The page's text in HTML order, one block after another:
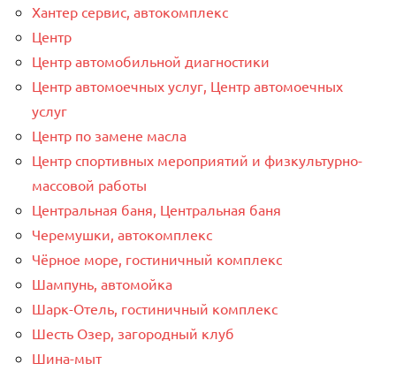
Хантер сервис, автокомплекс
Центр
Центр автомобильной диагностики
Центр автомоечных услуг, Центр автомоечных
услуг
Центр по замене масла
Центр спортивных мероприятий и физкультурно-
массовой работы
Центральная баня, Центральная баня
Черемушки, автокомплекс
Чёрное море, гостиничный комплекс
Шампунь, автомойка
Шарк-Отель, гостиничный комплекс
Шесть Озер, загородный клуб
Шина-мыт